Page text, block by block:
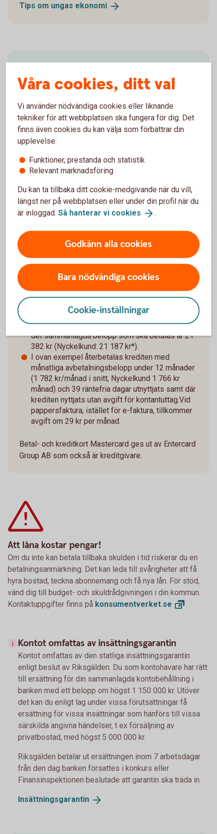
Tips om ungas ekonomi
Vi guidar dig hur du gör dina bankärenden i appen
Ring Digital Support 0771-97 75 12
Räkneexempel betal- och
kreditkort Mastercard
utnyttjad kredit på 20 000 kr återbetalt under 1 år
(2025-10-01).
Räkneexempel
Ränta för närvarande 13,55 % (2025-10-01 ),
Utnyttjad kredit på 20 000 kr: effektiv ränta är för
närvarande 13,50 % (Nyckelkund: 11,43 %) och
det sammanlagda belopp som ska betalas är 21
382 kr (Nyckelkund: 21 187 kr*).
I ovan exempel återbetalas krediten med
månatliga avbetalningsbelopp under 12 månader
(1 782 kr/månad i snitt, Nyckelkund 1 766 kr
månad) och 39 räntefria dagar utnyttjats samt där
krediten nyttjats utan avgift för kontantuttag.Vid
pappersfaktura, istället för e-faktura, tillkommer
avgift om 29 kr per månad.
Betal- och kreditkort Mastercard ges ut av Entercard
Group AB som också är kreditgivare.
Att låna kostar pengar!
Om du inte kan betala tillbaka skulden i tid riskerar du en
betalningsanmärkning. Det kan leda till svårigheter att få
hyra bostad, teckna abonnemang och få nya lån. För stöd,
vänd dig till budget- och skuldrådgivningen i din kommun.
Kontaktuppgifter finns på konsumentverket.se
Kontot omfattas av insättningsgarantin
Kontot omfattas av den statliga insättningsgarantin
enligt beslut av Riksgälden. Du som kontohavare har rätt
till ersättning för din sammanlagda kontobehållning i
banken med ett belopp om högst 1 150 000 kr. Utöver
det kan du enligt lag under vissa förutsättningar få
ersättning för vissa insättningar som hänförs till vissa
särskilda angivna händelser, t ex försäljning av
privatbostad, med högst 5 000 000 kr.
Riksgälden betalar ut ersättningen inom 7 arbetsdagar
från den dag banken försattes i konkurs eller
Finansinspektionen beslutade att garantin ska träda in.
Insättningsgarantin
Våra cookies, ditt val
Vi använder nödvändiga cookies eller liknande
tekniker för att webbplatsen ska fungera för dig. Det
finns även cookies du kan välja som förbättrar din
upplevelse:
Funktioner, prestanda och statistik
Relevant marknadsföring
Du kan ta tillbaka ditt cookie-medgivande när du vill,
längst ner på webbplatsen eller under din profil när du
är inloggad. Så hanterar vi cookies .
Godkänn alla cookies
Bara nödvändiga cookies
Cookie-inställningar